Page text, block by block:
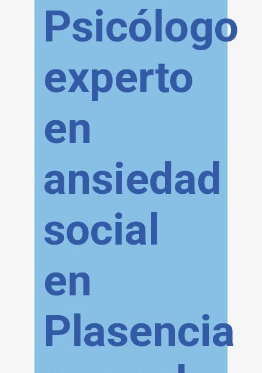
Psicólogo
experto
en
ansiedad
social
en
Plasencia